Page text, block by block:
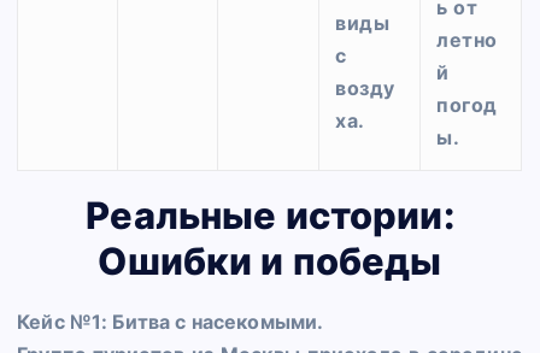
виды
с
возду
ха.
ь от
летно
й
погод
ы.
Реальные истории:
Ошибки и победы
Кейс №1: Битва с насекомыми.